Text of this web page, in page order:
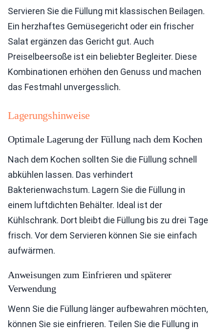
Servieren Sie die Füllung mit klassischen Beilagen.
Ein herzhaftes Gemüsegericht oder ein frischer
Salat ergänzen das Gericht gut. Auch
Preiselbeersoße ist ein beliebter Begleiter. Diese
Kombinationen erhöhen den Genuss und machen
das Festmahl unvergesslich.
Lagerungshinweise
Optimale Lagerung der Füllung nach dem Kochen
Nach dem Kochen sollten Sie die Füllung schnell
abkühlen lassen. Das verhindert
Bakterienwachstum. Lagern Sie die Füllung in
einem luftdichten Behälter. Ideal ist der
Kühlschrank. Dort bleibt die Füllung bis zu drei Tage
frisch. Vor dem Servieren können Sie sie einfach
aufwärmen.
Anweisungen zum Einfrieren und späterer
Verwendung
Wenn Sie die Füllung länger aufbewahren möchten,
können Sie sie einfrieren. Teilen Sie die Füllung in